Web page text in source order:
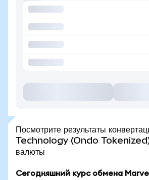
Посмотрите результаты
Technology (Ondo Tokenized)
валюты
Сегодняшний курс обмена